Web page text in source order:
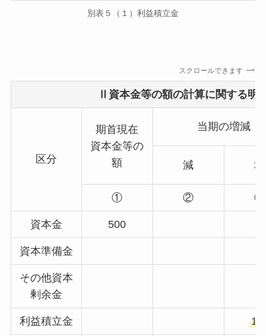
別表５（１）利益積立金
スクロールできます
Ⅱ資本金等の額の計算に関する明
区分
期首現在
資本金等の
額
当期の増減
減 増
① ② ③
資本金 500
資本準備金
その他資本
剰余金
利益積立金